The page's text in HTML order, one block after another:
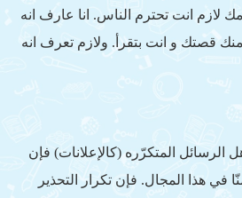
لازم انت تحترم الناس. انا عارف انه
قصتك و انت بتقرأ. ولازم تعرف انه
الرسائل المتكرّره (كالإعلانات) فإن
في هذا المجال. فإن تكرار التحذير